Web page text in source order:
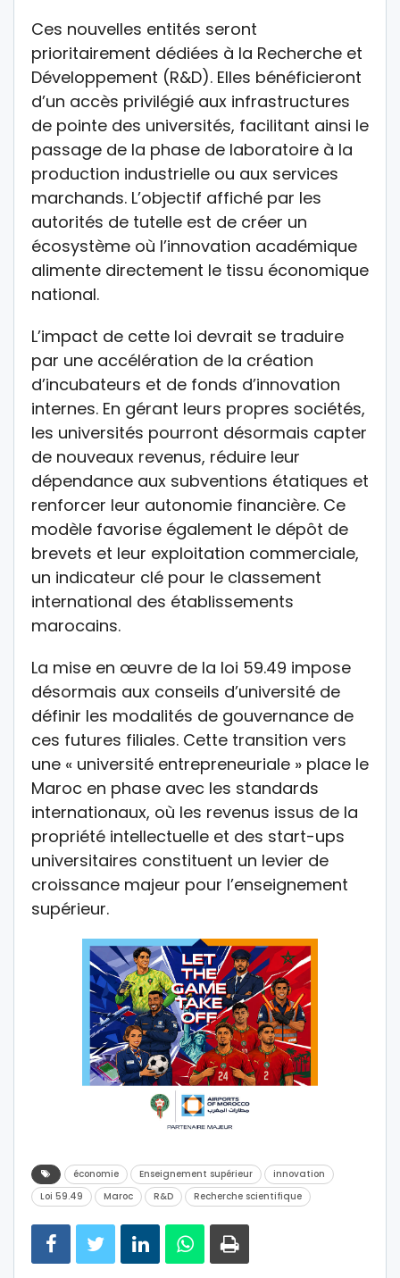
Ces nouvelles entités seront
prioritairement dédiées à la Recherche et
Développement (R&D). Elles bénéficieront
d’un accès privilégié aux infrastructures
de pointe des universités, facilitant ainsi le
passage de la phase de laboratoire à la
production industrielle ou aux services
marchands. L’objectif affiché par les
autorités de tutelle est de créer un
écosystème où l’innovation académique
alimente directement le tissu économique
national.
L’impact de cette loi devrait se traduire
par une accélération de la création
d’incubateurs et de fonds d’innovation
internes. En gérant leurs propres sociétés,
les universités pourront désormais capter
de nouveaux revenus, réduire leur
dépendance aux subventions étatiques et
renforcer leur autonomie financière. Ce
modèle favorise également le dépôt de
brevets et leur exploitation commerciale,
un indicateur clé pour le classement
international des établissements
marocains.
La mise en œuvre de la loi 59.49 impose
désormais aux conseils d’université de
définir les modalités de gouvernance de
ces futures filiales. Cette transition vers
une « université entrepreneuriale » place le
Maroc en phase avec les standards
internationaux, où les revenus issus de la
propriété intellectuelle et des start-ups
universitaires constituent un levier de
croissance majeur pour l’enseignement
supérieur.
économie Enseignement supérieur
innovation
Loi 59.49
Maroc R&D Recherche scientifique